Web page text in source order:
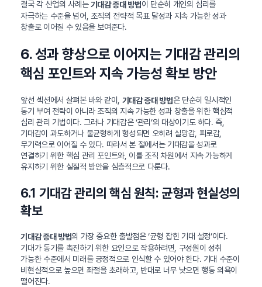
결국 각 산업의 사례는기대감 증대 방법이 단순히 개인의 심리를
자극하는 수준을 넘어, 조직의 전략적 목표 달성과 지속 가능한 성과
창출로 이어질 수 있음을 보여준다.
6. 성과 향상으로 이어지는 기대감 관리의
핵심 포인트와 지속 가능성 확보 방안
앞선 섹션에서 살펴본 바와 같이, 기대감 증대 방법은 단순히 일시적인
동기 부여 전략이 아니라 조직의 지속 가능한 성과 창출을 위한 핵심적
심리 관리 기법이다. 그러나 기대감은 ‘관리’의 대상이기도 하다. 즉,
기대감이 과도하거나 불균형하게 형성되면 오히려 실망감, 피로감,
무기력으로 이어질 수 있다. 따라서 본 절에서는 기대감을 성과로
연결하기 위한 핵심 관리 포인트와, 이를 조직 차원에서 지속 가능하게
유지하기 위한 실질적 방안을 심층적으로 다룬다.
6.1 기대감 관리의 핵심 원칙: 균형과 현실성의
확보
기대감 증대 방법의 가장 중요한 출발점은 ‘균형 잡힌 기대 설정’이다.
기대가 동기를 촉진하기 위한 요인으로 작용하려면, 구성원이 성취
가능한 수준에서 미래를 긍정적으로 인식할 수 있어야 한다. 기대 수준이
비현실적으로 높으면 좌절을 초래하고, 반대로 너무 낮으면 행동 의욕이
떨어진다.